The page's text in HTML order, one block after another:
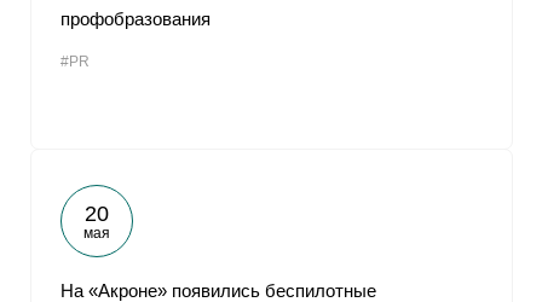
профобразования
#PR
20
мая
На «Акроне» появились беспилотные